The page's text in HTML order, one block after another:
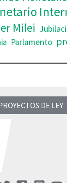
Milei
Parlamento
DE LEY